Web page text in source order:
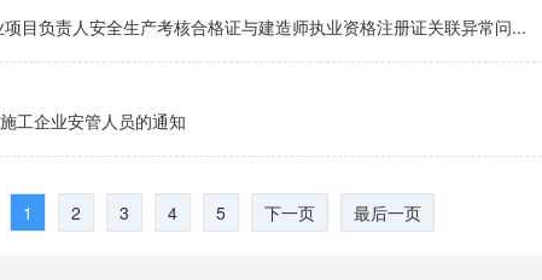
目负责人安全生产考核合格证与建造师执业资格注册证关联异常问...
工企业安管人员的通知
1 2 3 4 5 下一页 最后一页